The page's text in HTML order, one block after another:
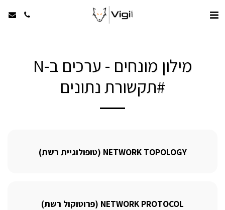
מילון מונחים - ערכים ב-N
#תקשורת נתונים
NETWORK TOPOLOGY (טופולוגיית רשת)
NETWORK PROTOCOL (פרוטוקול רשת)